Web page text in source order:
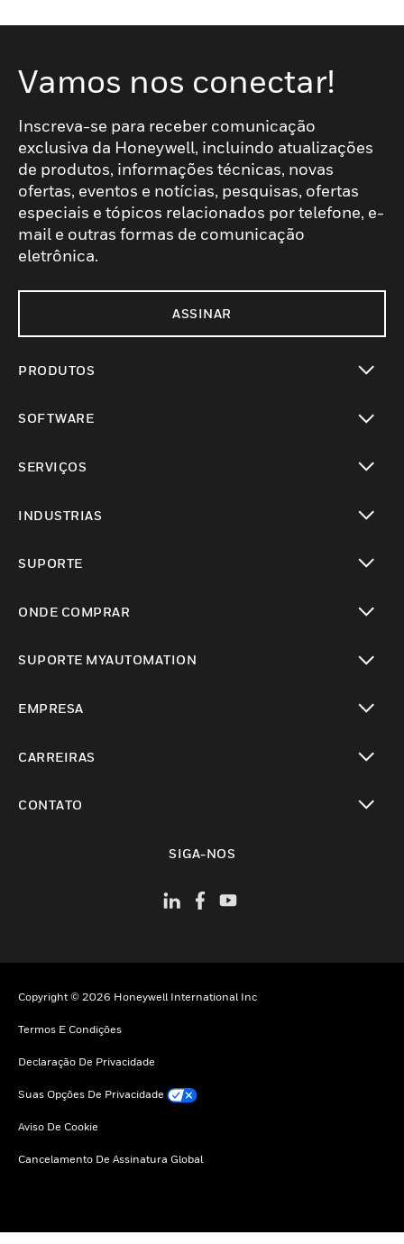
Vamos nos conectar!
Inscreva-se para receber comunicação
exclusiva da Honeywell, incluindo atualizações
de produtos, informações técnicas, novas
ofertas, eventos e notícias, pesquisas, ofertas
especiais e tópicos relacionados por telefone, e-
mail e outras formas de comunicação
eletrônica.
ASSINAR
PRODUTOS
SOFTWARE
SERVIÇOS
INDUSTRIAS
SUPORTE
ONDE COMPRAR
SUPORTE MYAUTOMATION
EMPRESA
CARREIRAS
CONTATO
SIGA-NOS
Copyright © 2026 Honeywell International Inc
Termos E Condições
Declaração De Privacidade
Suas Opções De Privacidade
Aviso De Cookie
Cancelamento De Assinatura Global